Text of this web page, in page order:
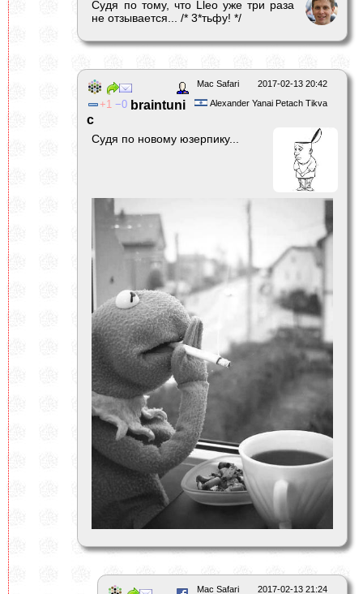
Судя по тому, что Lleo уже три раза
не отзывается... /* 3*тьфу! */
2017-02-13 20:42
Mac Safari
Alexander Yanai Petach Tikva
1 0 braintuni
c
Судя по новому юзерпику...
2017-02-13 21:24
Mac Safari